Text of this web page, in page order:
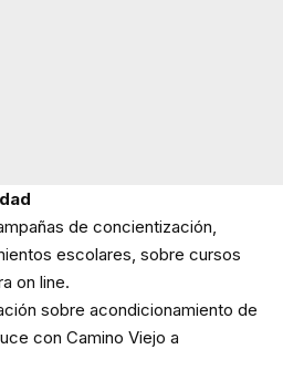
de concientización,
escolares, sobre cursos
on line.
sobre acondicionamiento de
con Camino Viejo a